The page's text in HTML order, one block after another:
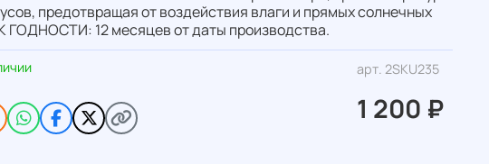
арт. 2SKU235
1 200 ₽
предотвращая от воздействия влаги и прямых солнечных
ГОДНОСТИ: 12 месяцев от даты производства.